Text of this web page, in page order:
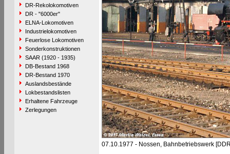
DR-Rekolokomotiven
DR - "6000er"
ELNA-Lokomotiven
Industrielokomotiven
Feuerlose Lokomotiven
Sonderkonstruktionen
SAAR (1920 - 1935)
DB-Bestand 1968
DR-Bestand 1970
Auslandsbestände
Lokbestandslisten
Erhaltene Fahrzeuge
Zerlegungen
07.10.1977 - Nossen, Bahnbetriebswerk